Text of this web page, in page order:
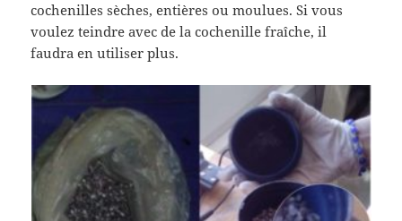
cochenilles sèches, entières ou moulues. Si vous
voulez teindre avec de la cochenille fraîche, il
faudra en utiliser plus.